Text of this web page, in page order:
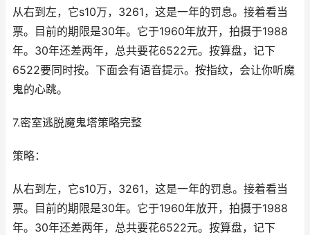
从右到左，它s10万，3261，这是一年的罚息。接着看当
票。目前的期限是30年。它于1960年放开，拍摄于1988
年。30年还差两年，总共要花6522元。按算盘，记下
6522要同时按。下面会有语音提示。按指纹，会让你听魔
鬼的心跳。
7.密室逃脱魔鬼塔策略完整
策略：
从右到左，它s10万，3261，这是一年的罚息。接着看当
票。目前的期限是30年。它于1960年放开，拍摄于1988
年。30年还差两年，总共要花6522元。按算盘，记下